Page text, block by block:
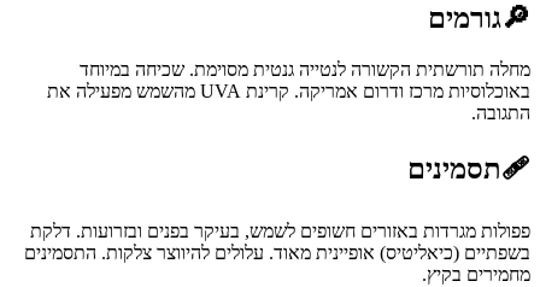
🔎גורמים
מחלה תורשתית הקשורה לנטייה גנטית מסוימת. שכיחה במיוחד
באוכלוסיות מרכז ודרום אמריקה. קרינת UVA מהשמש מפעילה את
התגובה.
🩹תסמינים
פפולות מגרדות באזורים חשופים לשמש, בעיקר בפנים ובזרועות. דלקת
בשפתיים (כיאליטיס) אופיינית מאוד. עלולים להיווצר צלקות. התסמינים
מחמירים בקיץ.